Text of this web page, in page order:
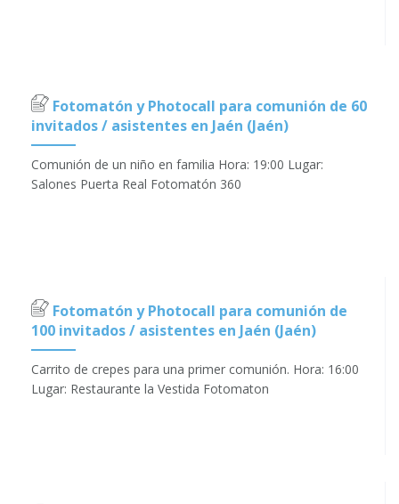
Fotomatón y Photocall para comunión de 60
invitados / asistentes en Jaén (Jaén)
Comunión de un niño en familia Hora: 19:00 Lugar:
Salones Puerta Real Fotomatón 360
Fotomatón y Photocall para comunión de
100 invitados / asistentes en Jaén (Jaén)
Carrito de crepes para una primer comunión. Hora: 16:00
Lugar: Restaurante la Vestida Fotomaton